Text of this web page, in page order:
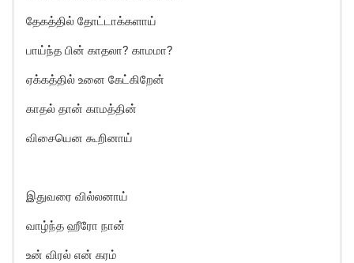
தேகத்தில் தோட்டாக்களாய்
பாய்ந்த பின் காதலா? காமமா?
ஏக்கத்தில் உனை கேட்கிறேன்
காதல் தான் காமத்தின்
விசையென கூறினாய்
இதுவரை வில்லனாய்
வாழ்ந்த ஹீரோ நான்
உன் விரல் என் கரம்